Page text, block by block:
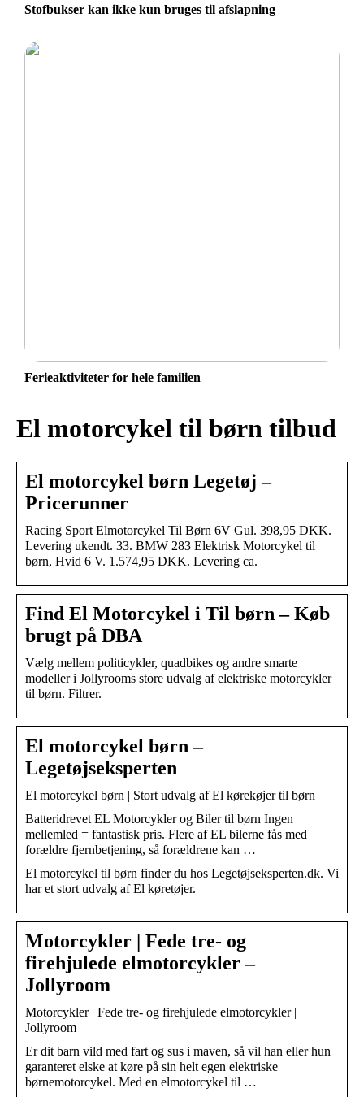
Stofbukser kan ikke kun bruges til afslapning
Ferieaktiviteter for hele familien
El motorcykel til børn tilbud
El motorcykel børn Legetøj –
Pricerunner
Racing Sport Elmotorcykel Til Børn 6V Gul. 398,95 DKK.
Levering ukendt. 33. BMW 283 Elektrisk Motorcykel til
børn, Hvid 6 V. 1.574,95 DKK. Levering ca.
Find El Motorcykel i Til børn – Køb
brugt på DBA
Vælg mellem politicykler, quadbikes og andre smarte
modeller i Jollyrooms store udvalg af elektriske motorcykler
til børn. Filtrer.
El motorcykel børn –
Legetøjseksperten
El motorcykel børn | Stort udvalg af El kørekøjer til børn
Batteridrevet EL Motorcykler og Biler til børn Ingen
mellemled = fantastisk pris. Flere af EL bilerne fås med
forældre fjernbetjening, så forældrene kan …
El motorcykel til børn finder du hos Legetøjseksperten.dk. Vi
har et stort udvalg af El køretøjer.
Motorcykler | Fede tre- og
firehjulede elmotorcykler –
Jollyroom
Motorcykler | Fede tre- og firehjulede elmotorcykler |
Jollyroom
Er dit barn vild med fart og sus i maven, så vil han eller hun
garanteret elske at køre på sin helt egen elektriske
børnemotorcykel. Med en elmotorcykel til …